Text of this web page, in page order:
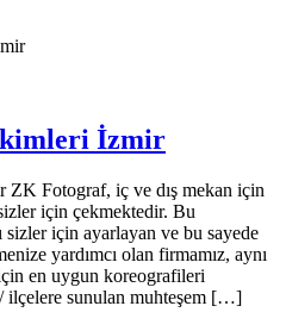
İzmir
Fotograf, iç ve dış mekan için
için çekmektedir. Bu
için ayarlayan ve bu sayede
yardımcı olan firmamız, aynı
en uygun koreografileri
ilçelere sunulan muhteşem […]